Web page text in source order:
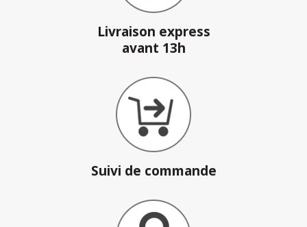
Livraison express
avant 13h
Suivi de commande